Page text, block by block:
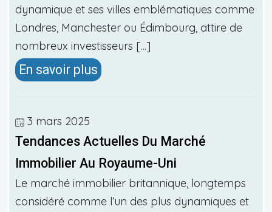
dynamique et ses villes emblématiques comme
Londres, Manchester ou Édimbourg, attire de
nombreux investisseurs [...]
En savoir plus
3 mars 2025
Tendances Actuelles Du Marché
Immobilier Au Royaume-Uni
Le marché immobilier britannique, longtemps
considéré comme l’un des plus dynamiques et